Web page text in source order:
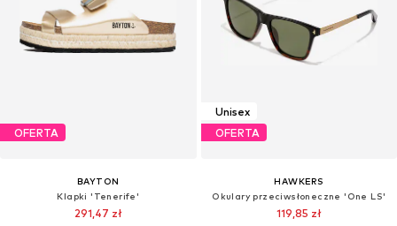
OFERTA
BAYTON
Klapki 'Tenerife'
291,47 zł
Unisex
OFERTA
HAWKERS
Okulary przeciwsłoneczne 'One LS'
119,85 zł